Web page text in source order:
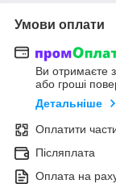
Умови оплати
Ви отримаєте
або гроші
Детальніше
Оплатити
Післяплата
Оплата на